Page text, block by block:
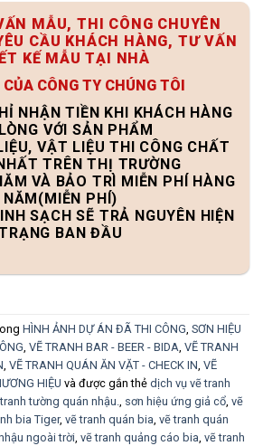
MẪU, THI CÔNG CHUYÊN
CẦU KHÁCH HÀNG, TƯ VẤN
KẾ MẪU TẠI NHÀ
CÔNG TY CHÚNG TÔI
NHẬN TIỀN KHI KHÁCH HÀNG
VỚI SẢN PHẨM
VẬT LIỆU THI CÔNG CHẤT
TRÊN THỊ TRƯỜNG
VÀ BẢO TRÌ MIỄN PHÍ HÀNG
NĂM(MIỄN PHÍ)
SẠCH SẼ TRẢ NGUYÊN HIỆN
BAN ĐẦU
HÌNH ẢNH DỰ ÁN ĐÃ THI CÔNG, SƠN HIỆU
, VẼ TRANH BAR - BEER - BIDA, VẼ TRANH
, VẼ TRANH QUÁN ĂN VẶT - CHECK IN, VẼ
HIỆU và được gắn thẻ dịch vụ vẽ tranh
tường quán nhậu., sơn hiệu ứng giả cổ, vẽ
bia Tiger, vẽ tranh quán bia, vẽ tranh quán
ngoài trời, vẽ tranh quảng cáo bia, vẽ tranh